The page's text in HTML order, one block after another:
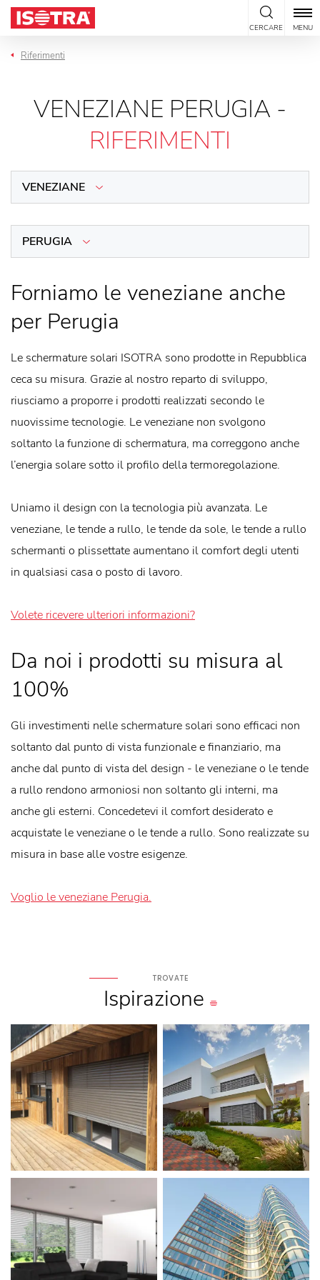
Vai al contenuto
CERCARE MENU
Riferimenti
VENEZIANE PERUGIA -
RIFERIMENTI
VENEZIANE
PERUGIA
Forniamo le veneziane anche
per Perugia
Le schermature solari ISOTRA sono prodotte in Repubblica
ceca su misura. Grazie al nostro reparto di sviluppo,
riusciamo a proporre i prodotti realizzati secondo le
nuovissime tecnologie. Le veneziane non svolgono
soltanto la funzione di schermatura, ma correggono anche
l’energia solare sotto il profilo della termoregolazione.
Uniamo il design con la tecnologia più avanzata. Le
veneziane, le tende a rullo, le tende da sole, le tende a rullo
schermanti o plissettate aumentano il comfort degli utenti
in qualsiasi casa o posto di lavoro.
Volete ricevere ulteriori informazioni?
Da noi i prodotti su misura al
100%
Gli investimenti nelle schermature solari sono efficaci non
soltanto dal punto di vista funzionale e finanziario, ma
anche dal punto di vista del design - le veneziane o le tende
a rullo rendono armoniosi non soltanto gli interni, ma
anche gli esterni. Concedetevi il comfort desiderato e
acquistate le veneziane o le tende a rullo. Sono realizzate su
misura in base alle vostre esigenze.
Voglio le veneziane Perugia.
TROVATE
Ispirazione